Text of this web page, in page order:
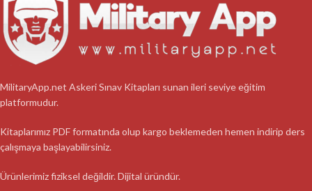
MilitaryApp.net Askeri Sınav Kitapları sunan ileri seviye eğitim
platformudur.
Kitaplarımız PDF formatında olup kargo beklemeden hemen indirip ders
çalışmaya başlayabilirsiniz.
Ürünlerimiz fiziksel değildir. Dijital üründür.